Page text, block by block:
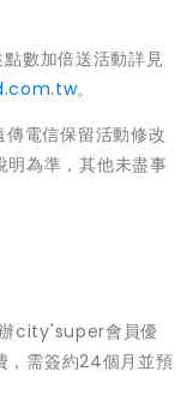
數加倍送活動詳見
。
電信保留活動修改
明為準，其他未盡事
city'super會員優
需簽約24個月並預